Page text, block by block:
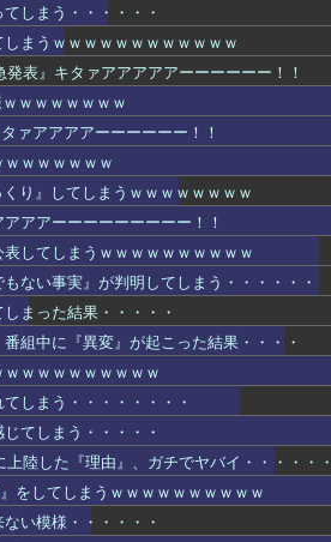
しまう・・・・・・
まうｗｗｗｗｗｗｗｗｗｗｗｗ
表』キタァアアアアアーーーーーー！！
ｗｗｗｗｗｗｗ
ァアアアアーーーーーー！！
ｗｗｗｗｗｗｗ
り』してしまうｗｗｗｗｗｗｗｗ
アアーーーーーーーーー！！
してしまうｗｗｗｗｗｗｗｗｗｗ
ない事実』が判明してしまう・・・・・・
まった結果・・・・・
組中に『異変』が起こった結果・・・・
ｗｗｗｗｗｗｗｗｗ
しまう・・・・・・・・
てしまう・・・・・
上陸した『理由』、ガチでヤバイ・・・・・
をしてしまうｗｗｗｗｗｗｗｗｗｗ
い模様・・・・・・